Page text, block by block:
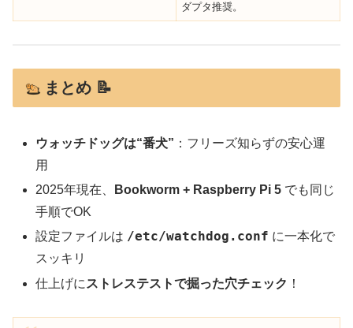
ダプタ推奨。
まとめ 📝
ウォッチドッグは“番犬” ：フリーズ知らずの安心運
用
2025年現在、
Bookworm + Raspberry Pi 5 でも同じ
手順でOK
設定ファイルは /etc/watchdog.conf に一本化で
スッキリ
仕上げに ストレステストで掘った穴チェック ！